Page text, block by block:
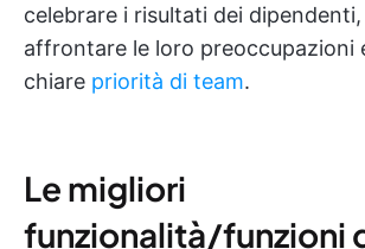
celebrare i risultati dei
affrontare le loro preoccupazioni
chiare priorità di team.
Le migliori
funzionalità/funzioni